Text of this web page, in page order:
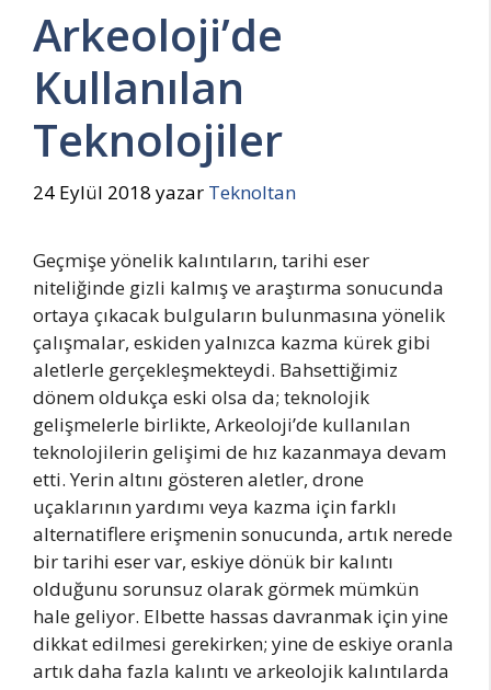
Arkeoloji’de
Kullanılan
Teknolojiler
24 Eylül 2018 yazar Teknoltan
Geçmişe yönelik kalıntıların, tarihi eser
niteliğinde gizli kalmış ve araştırma sonucunda
ortaya çıkacak bulguların bulunmasına yönelik
çalışmalar, eskiden yalnızca kazma kürek gibi
aletlerle gerçekleşmekteydi. Bahsettiğimiz
dönem oldukça eski olsa da; teknolojik
gelişmelerle birlikte, Arkeoloji’de kullanılan
teknolojilerin gelişimi de hız kazanmaya devam
etti. Yerin altını gösteren aletler, drone
uçaklarının yardımı veya kazma için farklı
alternatiflere erişmenin sonucunda, artık nerede
bir tarihi eser var, eskiye dönük bir kalıntı
olduğunu sorunsuz olarak görmek mümkün
hale geliyor. Elbette hassas davranmak için yine
dikkat edilmesi gerekirken; yine de eskiye oranla
artık daha fazla kalıntı ve arkeolojik kalıntılarda